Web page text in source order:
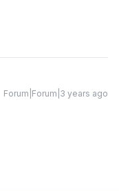
Forum|Forum|3 years ago